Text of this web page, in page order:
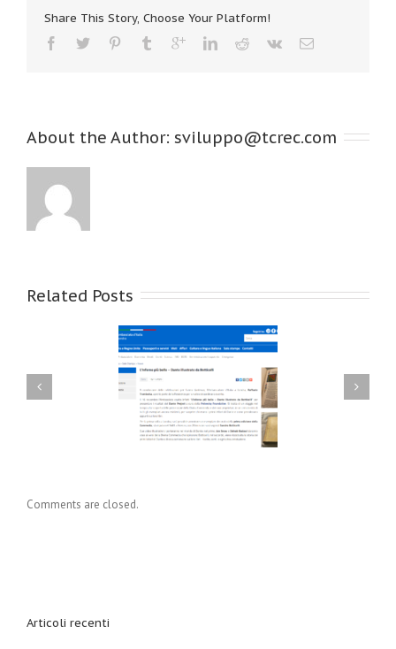
Share This Story, Choose Your Platform!
About the Author: sviluppo@tcrec.com
Related Posts
per Alicubi e la
Tc Rec per ‘Whiskey e i
suoi amici’
Comments are closed.
Articoli recenti